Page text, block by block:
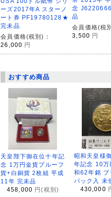
ーズ2017年A スターノ
ート券 PF19780128★
完未品
会員価格(税別)：
26,000 円
念
品
会員価格(税
3,500 円
おすすめ商品
天皇陛下御在位十年記
念 1万円金貨プルーフ
貨+白銅貨 2枚組 平成
11年 完未品
458,000 円(税別)
昭和天皇様
年記念 10万
和62年銘 ブ
パック入 未
430,000